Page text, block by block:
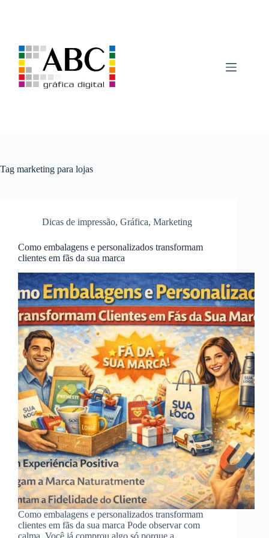
Tag marketing para lojas
Dicas de impressão, Gráfica, Marketing
Como embalagens e personalizados transformam
clientes em fãs da sua marca
Como embalagens e personalizados transformam
clientes em fãs da sua marca Pode observar com
calma. Você já comprou algo só porque a